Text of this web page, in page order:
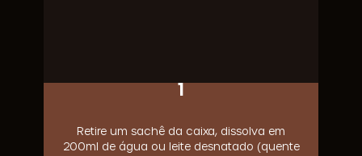
1
Retire um sachê da caixa, dissolva em
200ml de água ou leite desnatado (quente